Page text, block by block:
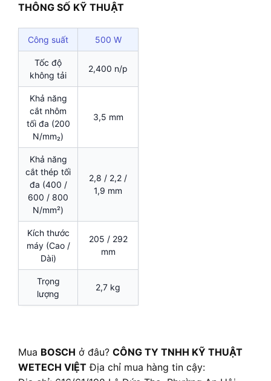
THÔNG SỐ KỸ THUẬT
Công suất 500 W
Tốc độ
không tải
2,400 n/p
Khả năng
cắt nhôm
tối đa (200
N/mm₂)
3,5 mm
Khả năng
cắt thép tối
đa (400 /
600 / 800
N/mm²)
2,8 / 2,2 /
1,9 mm
Kích thước
máy (Cao /
Dài)
205 / 292
mm
Trọng
lượng
2,7 kg
Mua BOSCH ở đâu? CÔNG TY TNHH KỸ THUẬT
WETECH VIỆT Địa chỉ mua hàng tin cậy: